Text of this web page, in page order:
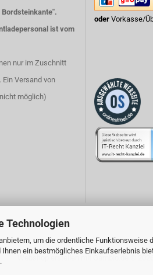
Technologien
um die ordentliche Funktionsweise
ein bestmögliches Einkaufserlebnis
.
ist vom
nur im Zuschnitt
Versand von
möglich)
oder Vorkasse/
Webshop erstellen